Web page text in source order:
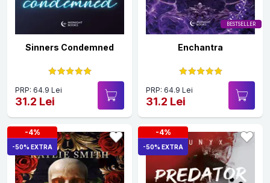
Sinners Condemned
PRP: 64.9 Lei
31.2 Lei
BESTSELLER
Enchantra
PRP: 64.9 Lei
31.2 Lei
-4%
-50% EXTRA
-4%
-50% EXTRA